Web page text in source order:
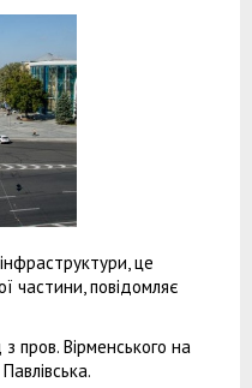
це
частини, повідомляє
пров. Вірменського на